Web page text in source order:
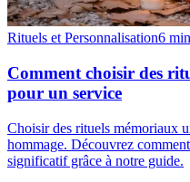
Rituels et Personnalisation6 min
Comment choisir des
pour un service
Choisir des rituels mémoriaux
hommage. Découvrez
significatif grâce à notre guide.